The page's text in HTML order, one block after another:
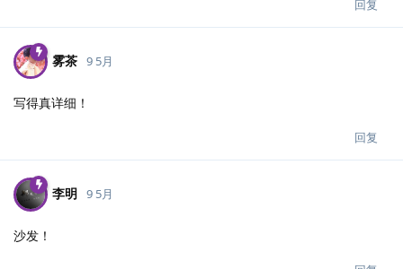
回复
雾茶 9 5月
写得真详细！
回复
李明 9 5月
沙发！